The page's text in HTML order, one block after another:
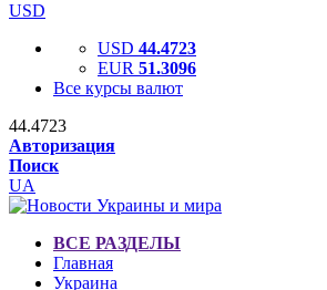
USD
USD 44.4723
EUR 51.3096
Все курсы валют
44.4723
Авторизация
Поиск
UA
ВСЕ РАЗДЕЛЫ
Главная
Украина